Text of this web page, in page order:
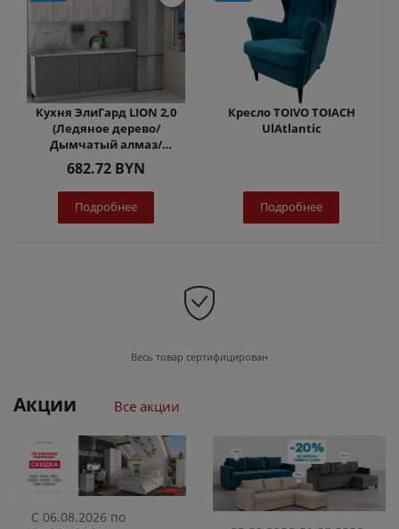
Кухня ЭлиГард LION 2,0
(Ледяное дерево/
Дымчатый алмаз/
Королевский опал)
682.72 BYN
Подробнее
Кресло TOIVO TOIACH
UlAtlantic
Подробнее
Весь товар сертифицирован
Акции Все акции
С 06.08.2026 по